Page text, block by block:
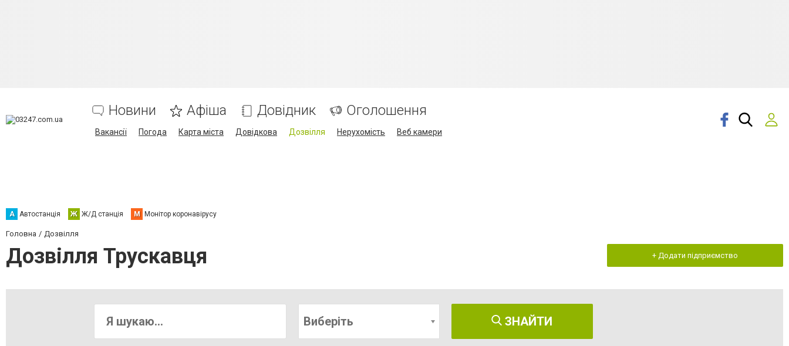
Новини Афіша Довідник Оголошення
Вакансії Погода Карта міста Довідкова Дозвілля Нерухомість Веб камери
А Автостанція Ж Ж/Д станція М Монітор коронавірусу
Головна Дозвілля
Дозвілля Трускавця + Додати підприємство
Виберіть ЗНАЙТИ